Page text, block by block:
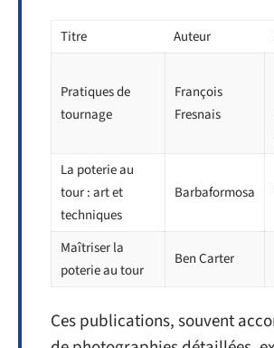
Titre Auteur
Pratiques de
tournage
François
Fresnais
La poterie au
tour : art et
techniques
Barbaformosa
Maîtriser la
poterie au tour
Ben Carter
Ces publications, souvent